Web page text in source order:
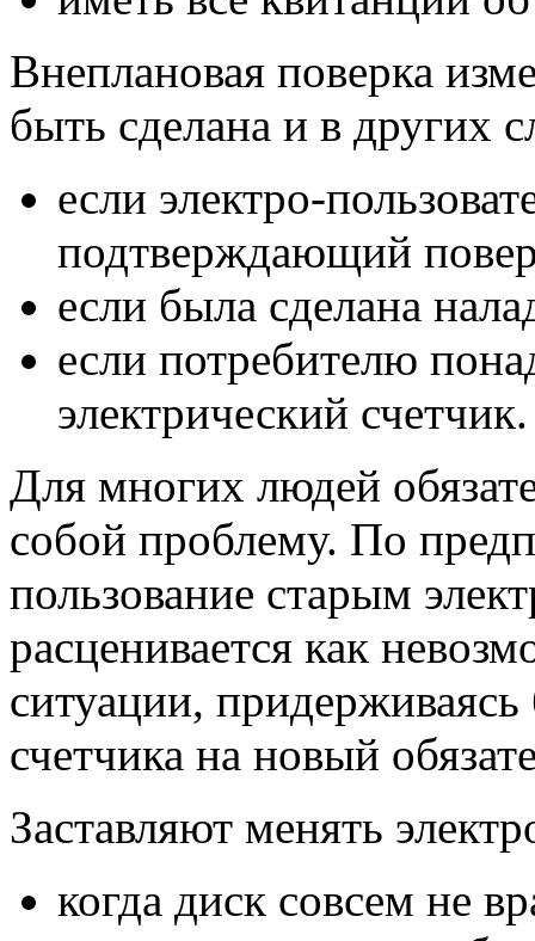
Внеплановая поверка
быть сделана и в других
если электро-
подтверждающий
если была сделана
если потребителю
электрический счетчик.
Для многих людей
собой проблему. По
пользование старым
расценивается как
ситуации, придерживаясь
счетчика на новый
Заставляют менять
когда диск совсем не